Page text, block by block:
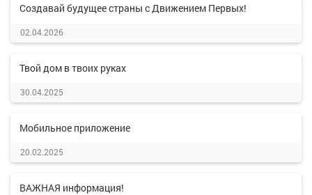
Создавай будущее страны с Движением Первых!
02.04.2026
Твой дом в твоих руках
30.04.2025
Мобильное приложение
20.02.2025
ВАЖНАЯ информация!